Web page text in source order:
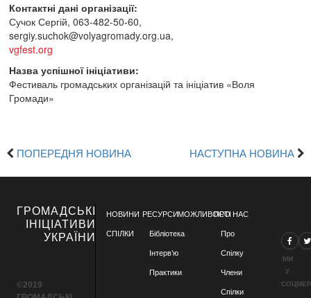
Контактні дані організації:
Сучок Сергій, 063-482-50-60,
sergiy.suchok@volyagromady.org.ua,
vgfest.org
Назва успішної ініціативи:
Фестиваль громадських організацій та ініціатив «Воля
Громади»
ПОПЕРЕДНЯ НОВИНА НАСТУПНА НОВИНА
ГРОМАДСЬКІ
ІНІЦІАТИВИ
УКРАЇНИ
©2019
НОВИНИ
СПІЛКИ
РЕСУРСИ
Бібліотека
Інтерв’ю
Практики
МОЖЛИВОСТІПРО НАС
Про
Спілку
Члени
Спілки
МИ
У